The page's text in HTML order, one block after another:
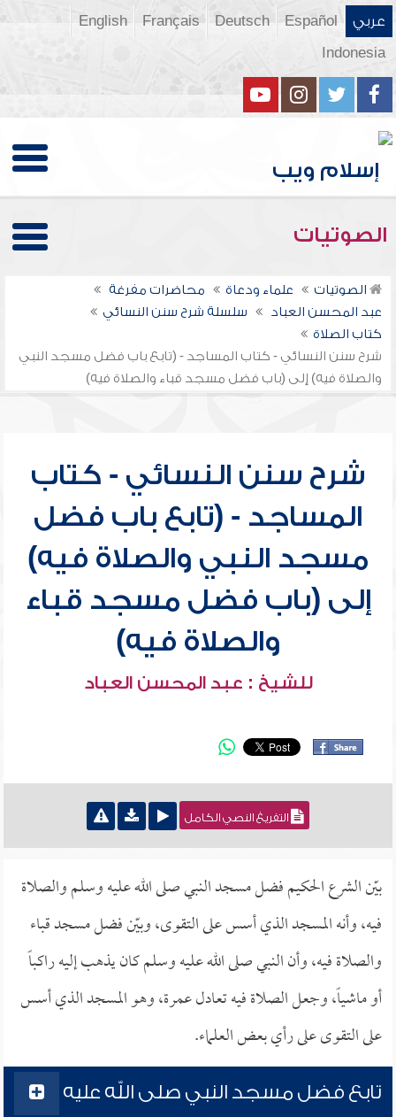
عربي Español
Deutsch
Français
English
Indonesia
الصوتيات
الصوتيات علماء ودعاة
محاضرات مفرغة
عبد المحسن العباد
سلسلة شرح سنن النسائي
كتاب الصلاة
شرح سنن النسائي - كتاب المساجد - (تابع باب فضل مسجد النبي
والصلاة فيه) إلى (باب فضل مسجد قباء والصلاة فيه)
شرح سنن النسائي - كتاب
المساجد - (تابع باب فضل
مسجد النبي والصلاة فيه)
إلى (باب فضل مسجد قباء
والصلاة فيه)
للشيخ : عبد المحسن العباد
التفريغ النصي الكامل
بيّن الشرع الحكيم فضل مسجد النبي صلى الله عليه وسلم والصلاة
فيه، وأنه المسجد الذي أسس على التقوى، وبيّن فضل مسجد قباء
والصلاة فيه، وأن النبي صلى الله عليه وسلم كان يذهب إليه راكباً
أو ماشياً، وجعل الصلاة فيه تعادل عمرة، وهو المسجد الذي أسس
على التقوى على رأي بعض العلماء.
تابع فضل مسجد النبي صلى الله عليه